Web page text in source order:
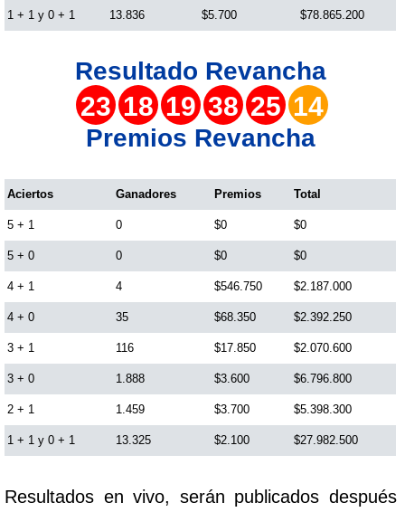
Extra de Colombia
Antioqueñita Día
Antioqueñita Tarde
Astro Sol
Astro Luna
Cafeterito Tarde
Cafeterito Noche
Caribeña Día
1 + 1 y 0 + 1 13.836 $5.700 $78.865.200
Resultado Revancha
23 18 19 38 25 14
Premios Revancha
Aciertos Ganadores Premios Total
5 + 1 0 $0 $0
5 + 0 0 $0 $0
4 + 1 4 $546.750 $2.187.000
4 + 0 35 $68.350 $2.392.250
3 + 1 116 $17.850 $2.070.600
3 + 0 1.888 $3.600 $6.796.800
2 + 1 1.459 $3.700 $5.398.300
1 + 1 y 0 + 1 13.325 $2.100 $27.982.500
Resultados en vivo, serán publicados después